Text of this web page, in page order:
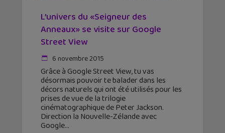
L’univers du «Seigneur des
Anneaux» se visite sur Google
Street View
6 novembre 2015
Grâce à Google Street View, tu vas
désormais pouvoir te balader dans les
décors naturels qui ont été utilisés pour les
prises de vue de la trilogie
cinématographique de Peter Jackson.
Direction la Nouvelle-Zélande avec
Google